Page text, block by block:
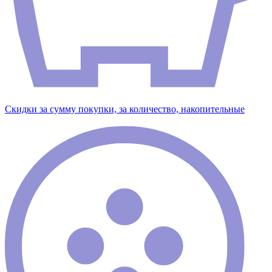
Скидки за сумму покупки, за количество, накопительные